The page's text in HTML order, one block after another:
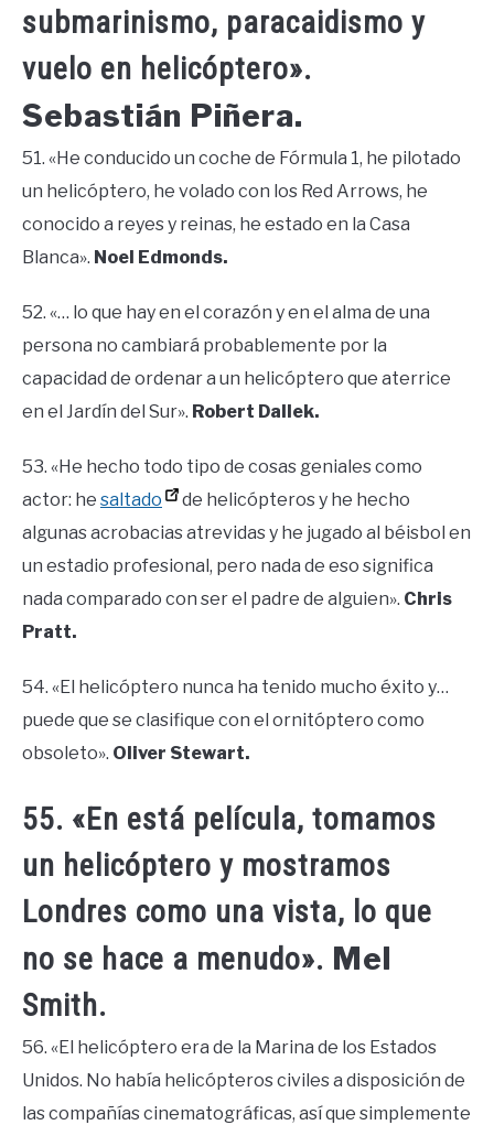
submarinismo, paracaidismo y
vuelo en helicóptero».
Sebastián Piñera.
51. «He conducido un coche de Fórmula 1, he pilotado
un helicóptero, he volado con los Red Arrows, he
conocido a reyes y reinas, he estado en la Casa
Blanca». Noel Edmonds.
52. «… lo que hay en el corazón y en el alma de una
persona no cambiará probablemente por la
capacidad de ordenar a un helicóptero que aterrice
en el Jardín del Sur». Robert Dallek.
53. «He hecho todo tipo de cosas geniales como
actor: he saltado
de helicópteros y he hecho
algunas acrobacias atrevidas y he jugado al béisbol en
un estadio profesional, pero nada de eso significa
nada comparado con ser el padre de alguien». Chris
Pratt.
54. «El helicóptero nunca ha tenido mucho éxito y…
puede que se clasifique con el ornitóptero como
obsoleto». Oliver Stewart.
55. «En está película, tomamos
un helicóptero y mostramos
Londres como una vista, lo que
no se hace a menudo». Mel
Smith.
56. «El helicóptero era de la Marina de los Estados
Unidos. No había helicópteros civiles a disposición de
las compañías cinematográficas, así que simplemente